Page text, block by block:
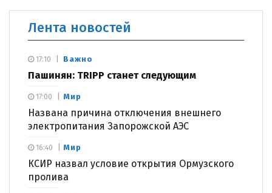
Лента новостей
Важно
Пашинян: TRIPP станет следующим
17:10
Мир
Названа причина отключения внешнего
электропитания Запорожской АЭС
17:00
Мир
КСИР назвал условие открытия Ормузского
пролива
16:40